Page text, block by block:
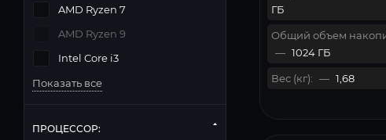
ГБ
Общий объем
— 1024 ГБ
Вес (кг): — 1,68
AMD Ryzen 7
AMD Ryzen 9
Intel Core i3
Показать все
ПРОЦЕССОР: